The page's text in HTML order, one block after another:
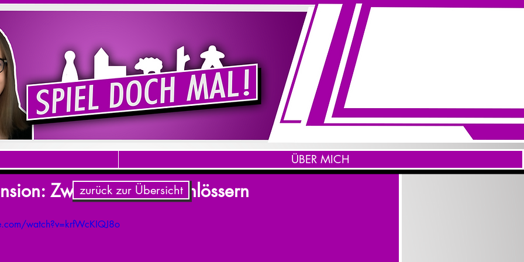
Zwischen zwei Schlössern
watch?v=krfWcKIQJ8o
zurück zur Übersicht
ÜBER MICH